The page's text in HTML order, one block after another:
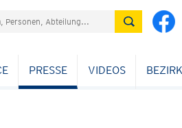
PRESSE VIDEOS